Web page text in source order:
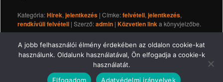
Kategória:Hirek, jelentkezés| Címke:felvételi, jelentkezés,
rendkívüli felvételi| Szerző:admin| Közvetlen linka könyvjelzőbe.
Impresszum Jogi nyilatkozat Adatkezelési tájékoztató
© 2016 Kalyi Jag Iskola
A jobb felhasználói élmény érdekében az oldalon cookie-kat
használunk. Oldalunk használatával, Ön elfogadja a cookie-k
használatát.
Elfogadom
Adatvédelmi irányelvek